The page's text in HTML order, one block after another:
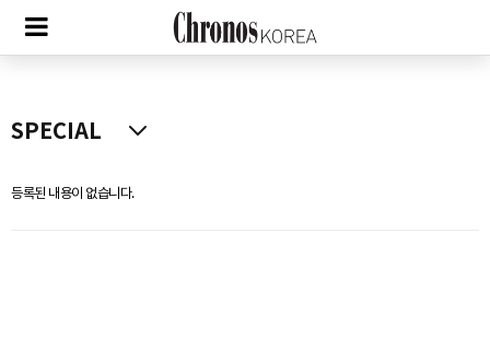
등록된 내용이 없습니다.